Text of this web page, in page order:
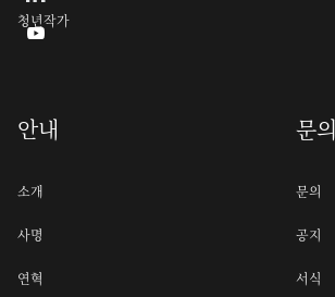
청년작가
안내
소개
사명
연혁
문
문의
공지
서식
